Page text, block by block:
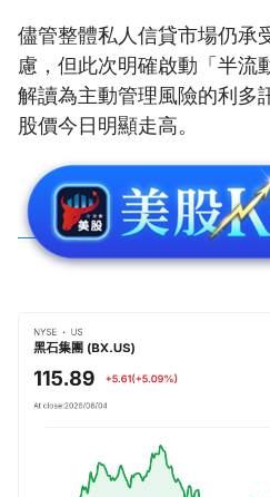
儘管整體私人信貸市場仍承
慮，但此次明確啟動「半流
解讀為主動管理風險的利
股價今日明顯走高。